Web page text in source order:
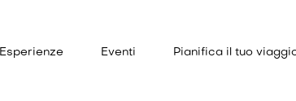
Esperienze Eventi Pianifica il tuo